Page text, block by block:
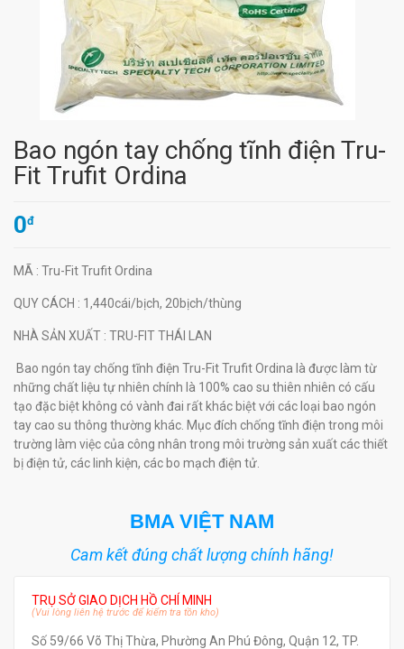
Bao ngón tay chống tĩnh điện Tru-
Fit Trufit Ordina
0đ
MÃ : Tru-Fit Trufit Ordina
QUY CÁCH : 1,440cái/bịch, 20bịch/thùng
NHÀ SẢN XUẤT : TRU-FIT THÁI LAN
Bao ngón tay chống tĩnh điện Tru-Fit Trufit Ordina là được làm từ
những chất liệu tự nhiên chính là 100% cao su thiên nhiên có cấu
tạo đặc biệt không có vành đai rất khác biệt với các loại bao ngón
tay cao su thông thường khác. Mục đích chống tĩnh điện trong môi
trường làm việc của công nhân trong môi trường sản xuất các thiết
bị điện tử, các linh kiện, các bo mạch điện tử.
BMA VIỆT NAM
Cam kết đúng chất lượng chính hãng!
TRỤ SỞ GIAO DỊCH HỒ CHÍ MINH
(Vui lòng liên hệ trước để kiểm tra tồn kho)
Số 59/66 Võ Thị Thừa, Phường An Phú Đông, Quận 12, TP.